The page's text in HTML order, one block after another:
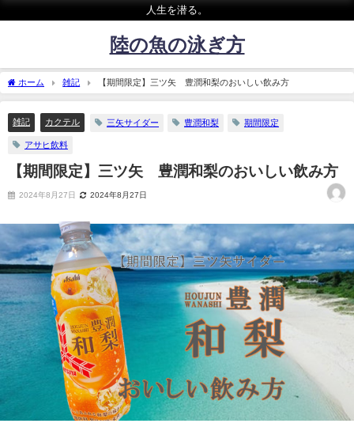
人生を潜る。
陸の魚の泳ぎ方
ホーム 雑記 【期間限定】三ツ矢 豊潤和梨のおいしい飲み方
雑記 カクテル 三矢サイダー 豊潤和梨 期間限定
アサヒ飲料
【期間限定】三ツ矢 豊潤和梨のおいしい飲み方
2024年8月27日 2024年8月27日